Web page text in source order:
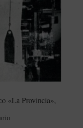
«La Provincia»,